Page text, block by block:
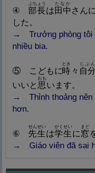
④ 部長
ぶちょう
は田 中
たなか
さん
した。
→ Trưởng phòng tôi
nhiều bia.
⑤ こどもに時
とき
々
trước đó trong một từ hoặc
自分
じぶん
いいと 思
おも
います。
→ Thỉnh thoảng nên
hơn.
⑥ 先生
せんせい
は学生
がくせい
に窓
まど
→ Giáo viên đã sai